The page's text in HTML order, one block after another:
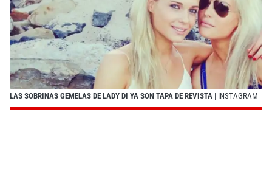
LAS SOBRINAS GEMELAS DE LADY DI YA SON TAPA DE REVISTA | INSTAGRAM